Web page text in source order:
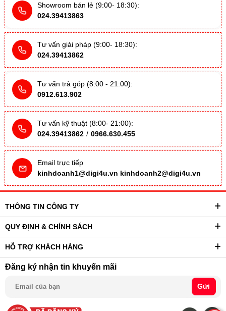
Showroom bán lẻ (9:00- 18:30):
024.39413863
Tư vấn giải pháp (9:00- 18:30):
024.39413862
Tư vấn trả góp (8:00 - 21:00):
0912.613.902
Tư vấn kỹ thuật (8:00- 21:00):
024.39413862 / 0966.630.455
Email trực tiếp
kinhdoanh1@digi4u.vn kinhdoanh2@digi4u.vn
THÔNG TIN CÔNG TY
QUY ĐỊNH & CHÍNH SÁCH
HỖ TRỢ KHÁCH HÀNG
Đăng ký nhận tin khuyến mãi
Gửi